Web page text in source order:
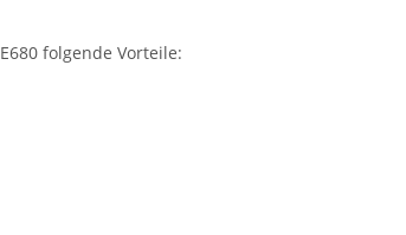
folgende Vorteile: